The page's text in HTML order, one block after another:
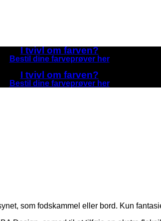
I tvivl om farven?
Bestil dine farveprøver her
I tvivl om farven?
Bestil dine farveprøver her
som fodskammel eller bord. Kun